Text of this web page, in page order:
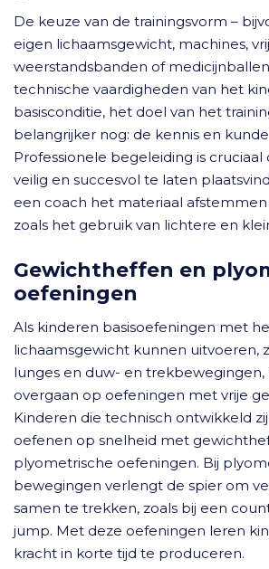
De keuze van de trainingsvorm –
eigen lichaamsgewicht, machines,
weerstandsbanden of
technische vaardigheden van het
basisconditie, het doel van het
belangrijker nog: de kennis en
Professionele begeleiding is
veilig en succesvol te laten
een coach het materiaal
zoals het gebruik van lichtere en
Gewichtheffen en
oefeningen
Als kinderen basisoefeningen met
lichaamsgewicht kunnen uitvoeren,
lunges en duw- en trekbewegingen,
overgaan op oefeningen met vrije
Kinderen die technisch ontwikkeld
oefenen op snelheid met
plyometrische oefeningen. Bij
bewegingen verlengt de spier om
samen te trekken, zoals bij een
jump. Met deze oefeningen leren
kracht in korte tijd te produceren.